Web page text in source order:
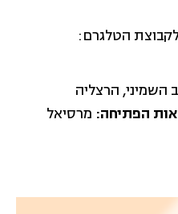
הטלגרם:
השמיני, הרצליה
הפתיחה: מרסיאל